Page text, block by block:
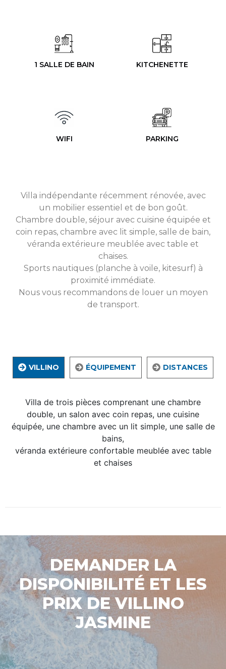
1 SALLE DE BAIN KITCHENETTE
WIFI PARKING
Villa indépendante récemment rénovée, avec
un mobilier essentiel et de bon goût.
Chambre double, séjour avec cuisine équipée et
coin repas, chambre avec lit simple, salle de bain,
véranda extérieure meublée avec table et
chaises.
Sports nautiques (planche à voile, kitesurf) à
proximité immédiate.
Nous vous recommandons de louer un moyen
de transport.
VILLINO ÉQUIPEMENT DISTANCES
Villa de trois pièces comprenant une chambre
double, un salon avec coin repas, une cuisine
équipée, une chambre avec un lit simple, une salle de
bains,
véranda extérieure confortable meublée avec table
et chaises
DEMANDER LA
DISPONIBILITÉ ET LES
PRIX DE VILLINO
JASMINE